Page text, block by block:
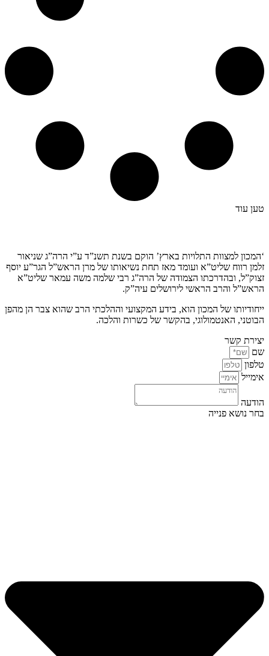
טען עוד
‘המכון למצוות התלויות בארץ’ הוקם בשנת תשנ”ד ע”י הרה”ג שניאור
זלמן רווח שליט”א ועומד מאז תחת נשיאותו של מרן הראש”ל הגר”ע יוסף
זצוק”ל, ובהדרכתו הצמודה של הרה”ג רבי שלמה משה עמאר שליט”א
הראש”ל והרב הראשי לירושלים עיה”ק.
ייחודיותו של המכון הוא, בידע המקצועי וההלכתי הרב שהוא צבר הן מהפן
הבוטני, האנטמולוגי, בהקשר של כשרות והלכה.
יצירת קשר
שם
טלפון
אימייל
הודעה
בחר נושא פנייה